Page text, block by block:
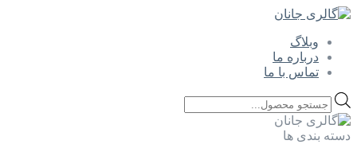
وبلاگ
درباره ما
تماس با ما
Products
search
دسته بندی ها